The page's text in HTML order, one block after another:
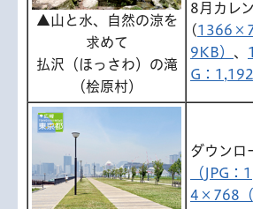
▲山と水、自然の涼を
求めて
払沢（ほっさわ）の滝
（桧原村）
8月カレ
(
9KB） 、
G：
ダウンロ
（JPG：
4×768（